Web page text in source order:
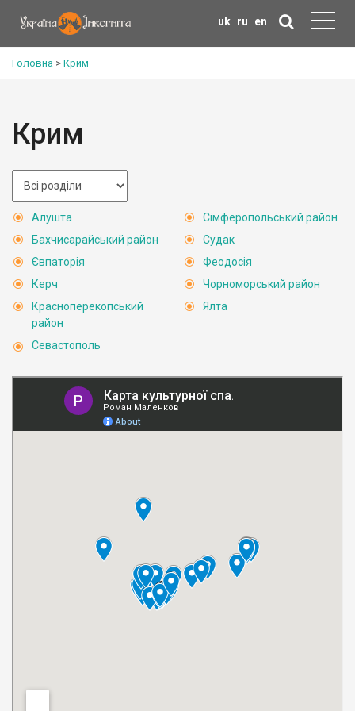
uk ru en
Головна > Крим
Крим
Алушта
Бахчисарайський район
Євпаторія
Керч
Красноперекопський
район
Севастополь
Сімферопольський район
Судак
Феодосія
Чорноморський район
Ялта